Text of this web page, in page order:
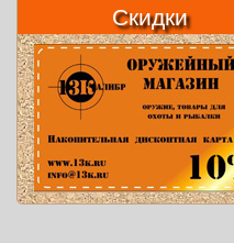
Скидки